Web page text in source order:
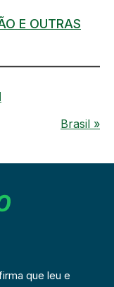
E OUTRAS
Brasil »
que leu e